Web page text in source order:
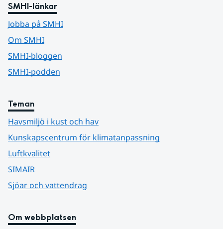
SMHI-länkar
Jobba på SMHI
Om SMHI
SMHI-bloggen
SMHI-podden
Teman
Havsmiljö i kust och hav
Kunskapscentrum för klimatanpassning
Luftkvalitet
SIMAIR
Sjöar och vattendrag
Om webbplatsen